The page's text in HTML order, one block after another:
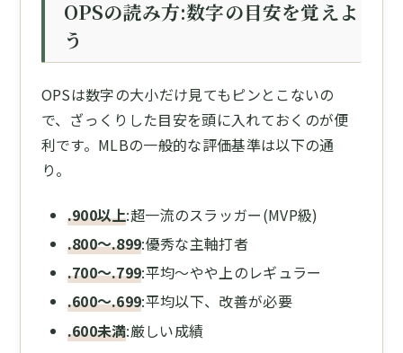
OPSの読み方:数字の目安を覚えよ
う
OPSは数字の大小だけ見てもピンとこないの
で、ざっくりした目安を頭に入れておくのが便
利です。MLBの一般的な評価基準は以下の通
り。
.900以上:超一流のスラッガー(MVP級)
.800〜.899:優秀な主軸打者
.700〜.799:平均〜やや上のレギュラー
.600〜.699:平均以下、改善が必要
.600未満:厳しい成績